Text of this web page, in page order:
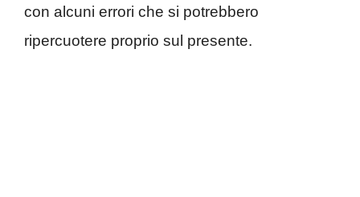
con alcuni errori che si potrebbero
ripercuotere proprio sul presente.